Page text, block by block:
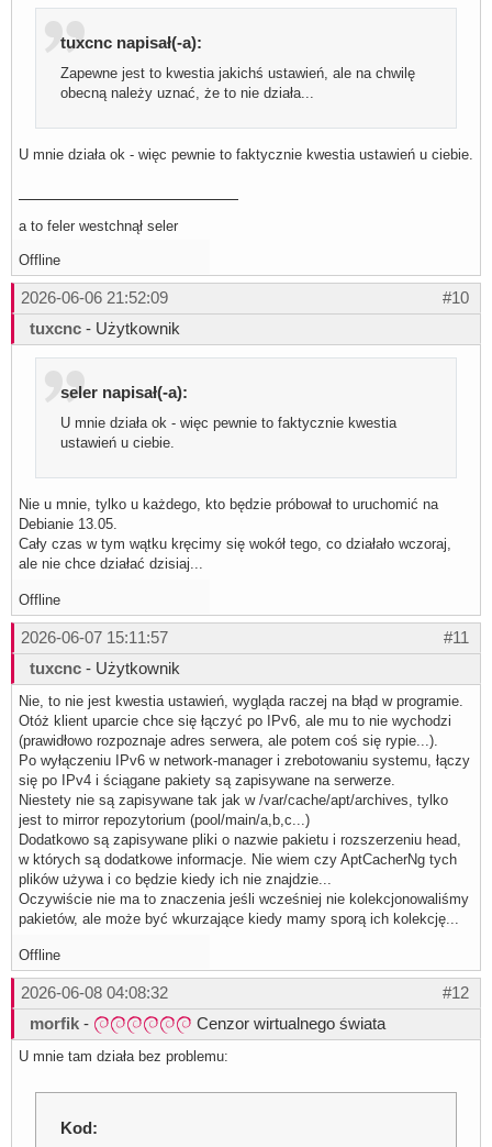
tuxcnc napisał(-a):
Zapewne jest to kwestia jakichś ustawień, ale na chwilę
obecną należy uznać, że to nie działa...
U mnie działa ok - więc pewnie to faktycznie kwestia ustawień u ciebie.
a to feler westchnął seler
Offline
#10
2026-06-06 21:52:09
tuxcnc - Użytkownik
seler napisał(-a):
U mnie działa ok - więc pewnie to faktycznie kwestia
ustawień u ciebie.
Nie u mnie, tylko u każdego, kto będzie próbował to uruchomić na
Debianie 13.05.
Cały czas w tym wątku kręcimy się wokół tego, co działało wczoraj,
ale nie chce działać dzisiaj...
Offline
#11
2026-06-07 15:11:57
tuxcnc - Użytkownik
Nie, to nie jest kwestia ustawień, wygląda raczej na błąd w programie.
Otóż klient uparcie chce się łączyć po IPv6, ale mu to nie wychodzi
(prawidłowo rozpoznaje adres serwera, ale potem coś się rypie...).
Po wyłączeniu IPv6 w network-manager i zrebotowaniu systemu, łączy
się po IPv4 i ściągane pakiety są zapisywane na serwerze.
Niestety nie są zapisywane tak jak w /var/cache/apt/archives, tylko
jest to mirror repozytorium (pool/main/a,b,c...)
Dodatkowo są zapisywane pliki o nazwie pakietu i rozszerzeniu head,
w których są dodatkowe informacje. Nie wiem czy AptCacherNg tych
plików używa i co będzie kiedy ich nie znajdzie...
Oczywiście nie ma to znaczenia jeśli wcześniej nie kolekcjonowaliśmy
pakietów, ale może być wkurzające kiedy mamy sporą ich kolekcję...
Offline
#12
2026-06-08 04:08:32
morfik - Cenzor wirtualnego świata
U mnie tam działa bez problemu:
Kod: